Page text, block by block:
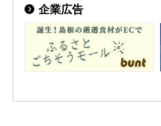
企業広告